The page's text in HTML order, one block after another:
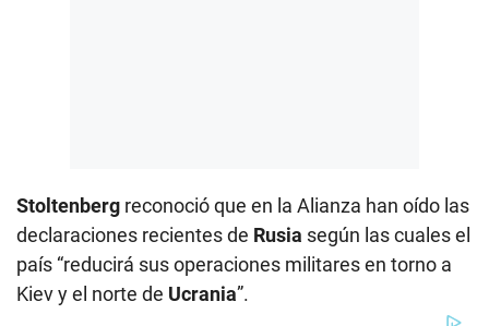
Stoltenberg reconoció que en la Alianza han oído las
declaraciones recientes de Rusia según las cuales el
país “reducirá sus operaciones militares en torno a
Kiev y el norte de Ucrania”.